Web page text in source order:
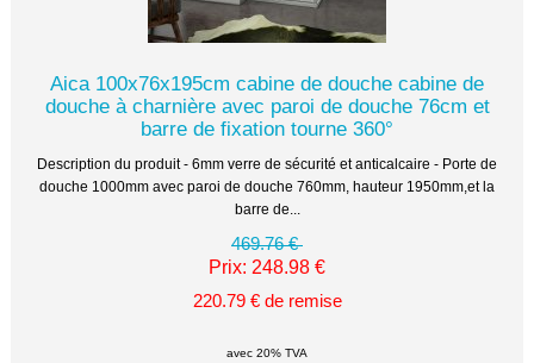
Aica 100x76x195cm cabine de douche cabine de
douche à charnière avec paroi de douche 76cm et
barre de fixation tourne 360°
Description du produit - 6mm verre de sécurité et anticalcaire - Porte de
douche 1000mm avec paroi de douche 760mm, hauteur 1950mm,et la
barre de...
469.76 €
Prix: 248.98 €
220.79 € de remise
avec 20% TVA